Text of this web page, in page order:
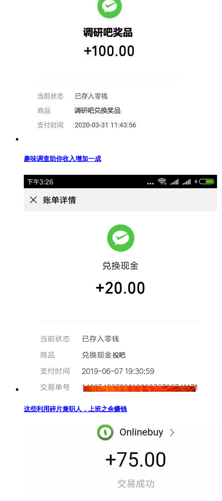
趣味调查助你收入增加一成
这些利用碎片兼职人，上班之余赚钱